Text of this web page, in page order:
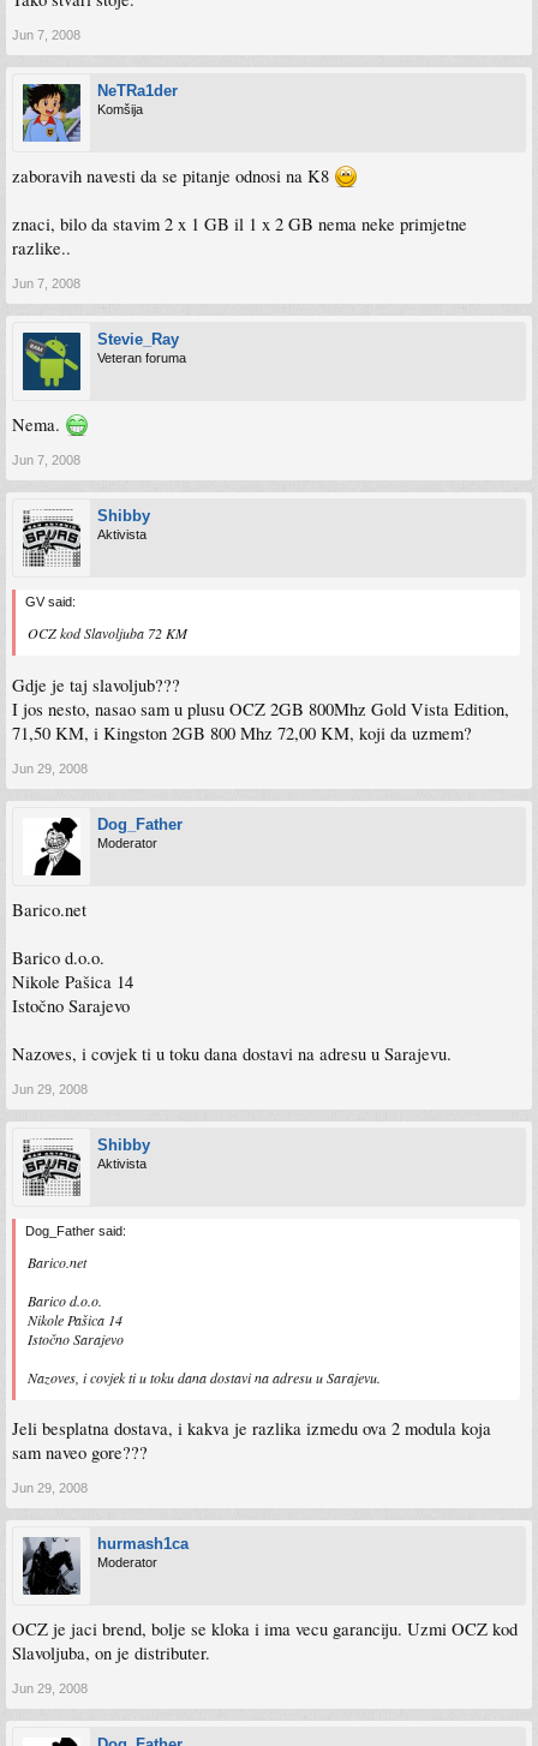
Jun 7, 2008
NeTRa1der
Komšija
zaboravih navesti da se pitanje odnosi na K8
znaci, bilo da stavim 2 x 1 GB il 1 x 2 GB nema neke primjetne
razlike..
Jun 7, 2008
Stevie_Ray
Veteran foruma
Nema.
Jun 7, 2008
Shibby
Aktivista
GV said:
OCZ kod Slavoljuba 72 KM
Gdje je taj slavoljub???
I jos nesto, nasao sam u plusu OCZ 2GB 800Mhz Gold Vista Edition,
71,50 KM, i Kingston 2GB 800 Mhz 72,00 KM, koji da uzmem?
Jun 29, 2008
Dog_Father
Moderator
Barico.net
Barico d.o.o.
Nikole Pašica 14
Istočno Sarajevo
Nazoves, i covjek ti u toku dana dostavi na adresu u Sarajevu.
Jun 29, 2008
Shibby
Aktivista
Dog_Father said:
Barico.net
Barico d.o.o.
Nikole Pašica 14
Istočno Sarajevo
Nazoves, i covjek ti u toku dana dostavi na adresu u Sarajevu.
Jeli besplatna dostava, i kakva je razlika izmedu ova 2 modula koja
sam naveo gore???
Jun 29, 2008
hurmash1ca
Moderator
OCZ je jaci brend, bolje se kloka i ima vecu garanciju. Uzmi OCZ kod
Slavoljuba, on je distributer.
Jun 29, 2008